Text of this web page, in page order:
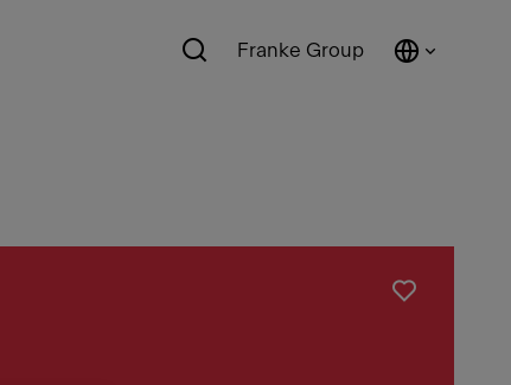
Franke Group